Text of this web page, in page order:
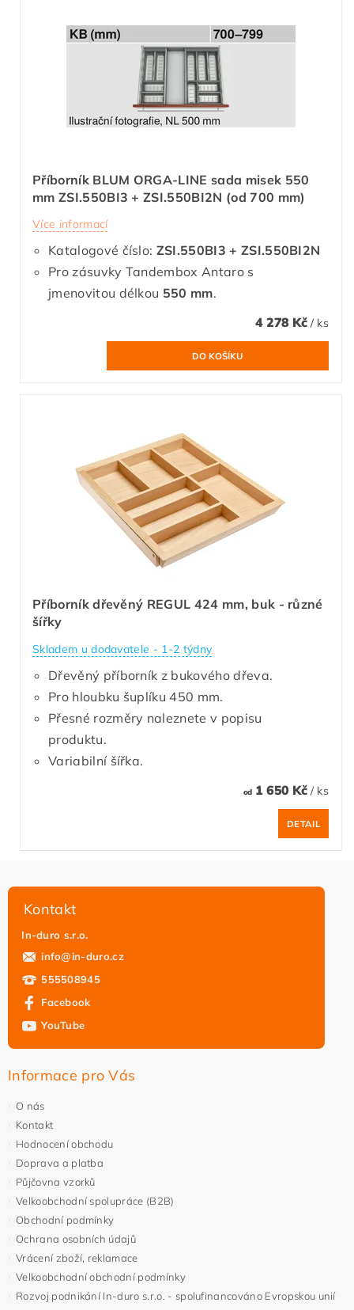
Příborník BLUM ORGA-LINE sada misek 550
mm ZSI.550BI3 + ZSI.550BI2N (od 700 mm)
Více informací
Katalogové číslo: ZSI.550BI3 + ZSI.550BI2N
Pro zásuvky Tandembox Antaro s
jmenovitou délkou 550 mm.
4 278 Kč / ks
Příborník dřevěný REGUL 424 mm, buk - různé
šířky
Skladem u dodavatele - 1-2 týdny
Dřevěný příborník z bukového dřeva.
Pro hloubku šuplíku 450 mm.
Přesné rozměry naleznete v popisu
produktu.
Variabilní šířka.
od1 650 Kč / ks
DETAIL
Kontakt
In-duro s.r.o.
info@in-duro.cz
555508945
Facebook
YouTube
Informace pro Vás
O nás
Kontakt
Hodnocení obchodu
Doprava a platba
Půjčovna vzorků
Velkoobchodní spolupráce (B2B)
Obchodní podmínky
Ochrana osobních údajů
Vrácení zboží, reklamace
Velkoobchodní obchodní podmínky
Rozvoj podnikání In-duro s.r.o. - spolufinancováno Evropskou unií